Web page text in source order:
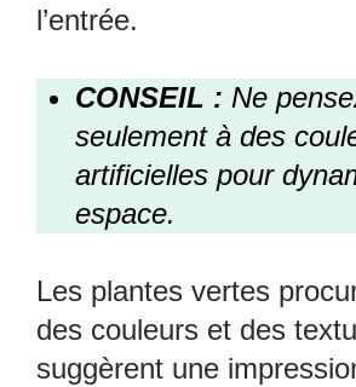
l’entrée.
CONSEIL : Ne
seulement à des
artificielles pour
espace.
Les plantes vertes
des couleurs et des
suggèrent une